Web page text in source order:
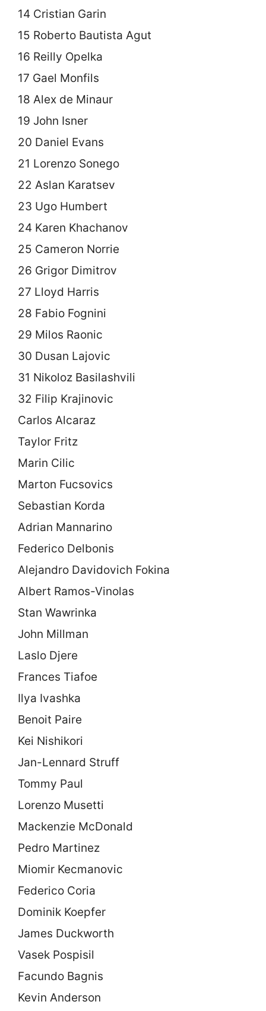
14 Cristian Garin
15 Roberto Bautista Agut
16 Reilly Opelka
17 Gael Monfils
18 Alex de Minaur
19 John Isner
20 Daniel Evans
21 Lorenzo Sonego
22 Aslan Karatsev
23 Ugo Humbert
24 Karen Khachanov
25 Cameron Norrie
26 Grigor Dimitrov
27 Lloyd Harris
28 Fabio Fognini
29 Milos Raonic
30 Dusan Lajovic
31 Nikoloz Basilashvili
32 Filip Krajinovic
Carlos Alcaraz
Taylor Fritz
Marin Cilic
Marton Fucsovics
Sebastian Korda
Adrian Mannarino
Federico Delbonis
Alejandro Davidovich Fokina
Albert Ramos-Vinolas
Stan Wawrinka
John Millman
Laslo Djere
Frances Tiafoe
Ilya Ivashka
Benoit Paire
Kei Nishikori
Jan-Lennard Struff
Tommy Paul
Lorenzo Musetti
Mackenzie McDonald
Pedro Martinez
Miomir Kecmanovic
Federico Coria
Dominik Koepfer
James Duckworth
Vasek Pospisil
Facundo Bagnis
Kevin Anderson